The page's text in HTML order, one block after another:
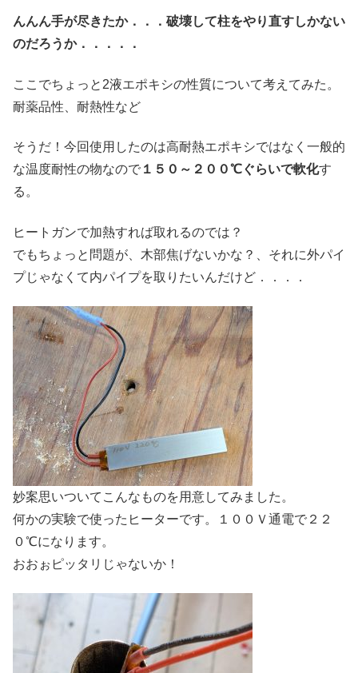
んんん手が尽きたか．．．破壊して柱をやり直すしかない
のだろうか．．．．．
ここでちょっと2液エポキシの性質について考えてみた。
耐薬品性、耐熱性など
そうだ！今回使用したのは高耐熱エポキシではなく一般的
な温度耐性の物なので １５０～２００℃ぐらいで軟化す
る。
ヒートガンで加熱すれば取れるのでは？
でもちょっと問題が、木部焦げないかな？、それに外パイ
プじゃなくて内パイプを取りたいんだけど．．．．
妙案思いついてこんなものを用意してみました。
何かの実験で使ったヒーターです。１００Ｖ通電で２２
０℃になります。
おおぉピッタリじゃないか！